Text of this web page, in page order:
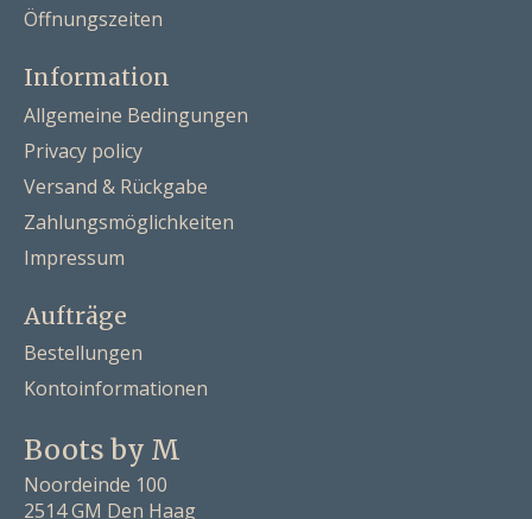
Öffnungszeiten
Information
Allgemeine Bedingungen
Privacy policy
Versand & Rückgabe
Zahlungsmöglichkeiten
Impressum
Aufträge
Bestellungen
Kontoinformationen
Boots by M
Noordeinde 100
2514 GM Den Haag